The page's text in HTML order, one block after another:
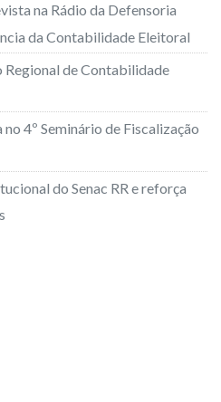
na Rádio da Defensoria
da Contabilidade Eleitoral
Regional de Contabilidade
4º Seminário de Fiscalização
do Senac RR e reforça